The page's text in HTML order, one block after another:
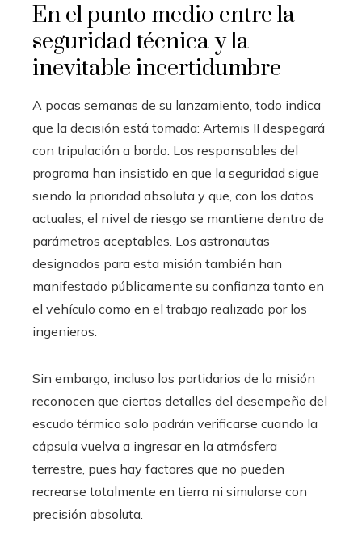
En el punto medio entre la
seguridad técnica y la
inevitable incertidumbre
A pocas semanas de su lanzamiento, todo indica
que la decisión está tomada: Artemis II despegará
con tripulación a bordo. Los responsables del
programa han insistido en que la seguridad sigue
siendo la prioridad absoluta y que, con los datos
actuales, el nivel de riesgo se mantiene dentro de
parámetros aceptables. Los astronautas
designados para esta misión también han
manifestado públicamente su confianza tanto en
el vehículo como en el trabajo realizado por los
ingenieros.
Sin embargo, incluso los partidarios de la misión
reconocen que ciertos detalles del desempeño del
escudo térmico solo podrán verificarse cuando la
cápsula vuelva a ingresar en la atmósfera
terrestre, pues hay factores que no pueden
recrearse totalmente en tierra ni simularse con
precisión absoluta.